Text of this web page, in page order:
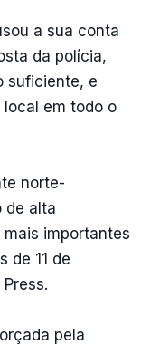
a sua conta
da polícia,
suficiente, e
em todo o
norte-
de alta
importantes
de 11 de
pela